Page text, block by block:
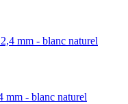
mm - blanc naturel